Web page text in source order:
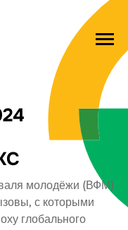
молодёжи (ВФМ)
с которыми
глобального